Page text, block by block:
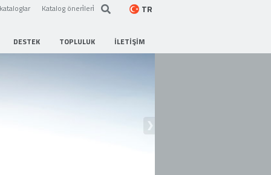
Katalog öneri̇leri̇ TR
DESTEK TOPLULUK İLETIŞIM